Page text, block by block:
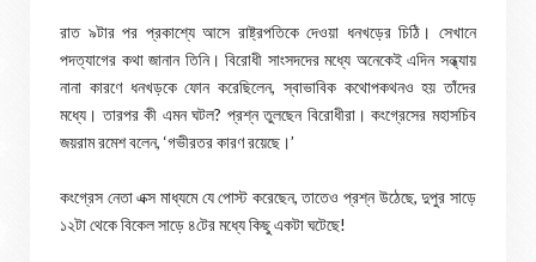
রাত ৯টার পর প্রকাশ্যে আসে রাষ্ট্রপতিকে দেওয়া ধনখড়ের চিঠি। সেখানে
পদত্যাগের কথা জানান তিনি। বিরোধী সাংসদদের মধ্যে অনেকেই এদিন সন্ধ্যায়
নানা কারণে ধনখড়কে ফোন করেছিলেন, স্বাভাবিক কথোপকথনও হয় তাঁদের
মধ্যে। তারপর কী এমন ঘটল? প্রশ্ন তুলছেন বিরোধীরা। কংগ্রেসের মহাসচিব
জয়রাম রমেশ বলেন, ‘গভীরতর কারণ রয়েছে।’
কংগ্রেস নেতা এক্স মাধ্যমে যে পোস্ট করেছেন, তাতেও প্রশ্ন উঠেছে, দুপুর সাড়ে
১২টা থেকে বিকেল সাড়ে ৪টের মধ্যে কিছু একটা ঘটেছে!